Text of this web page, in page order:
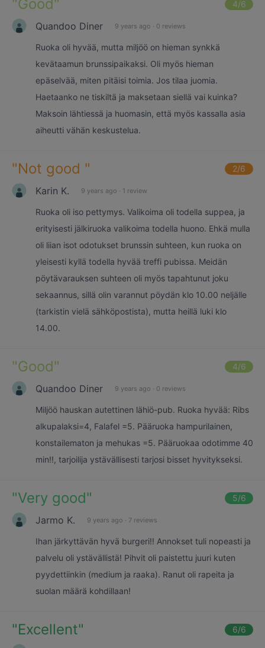
"Good" 4/6
Quandoo Diner 9 years ago · 0 reviews
Ruoka oli hyvää, mutta miljöö on hieman synkkä
kevätaamun brunssipaikaksi. Oli myös hieman
epäselvää, miten pitäisi toimia. Jos tilaa juomia.
Haetaanko ne tiskiltä ja maksetaan siellä vai kuinka?
Maksoin lähtiessä ja huomasin, että myös kassalla asia
aiheutti vähän keskustelua.
"Not good " 2/6
Karin K. 9 years ago · 1 review
Ruoka oli iso pettymys. Valikoima oli todella suppea, ja
erityisesti jälkiruoka valikoima todella huono. Ehkä mulla
oli liian isot odotukset brunssin suhteen, kun ruoka on
yleisesti kyllä todella hyvää treffi pubissa. Meidän
pöytävarauksen suhteen oli myös tapahtunut joku
sekaannus, sillä olin varannut pöydän klo 10.00 neljälle
(tarkistin vielä sähköpostista), mutta heillä luki klo
14.00.
"Good" 4/6
Quandoo Diner 9 years ago · 0 reviews
Miljöö hauskan autettinen lähiö-pub. Ruoka hyvää: Ribs
alkupalaksi=4, Falafel =5. Pääruoka hampurilainen,
konstailematon ja mehukas =5. Pääruokaa odotimme 40
min!!, tarjoilija ystävällisesti tarjosi bisset hyvitykseksi.
"Very good" 5/6
Jarmo K. 9 years ago · 7 reviews
Ihan järkyttävän hyvä burgeri!! Annokset tuli nopeasti ja
palvelu oli ystävällistä! Pihvit oli paistettu juuri kuten
pyydettiinkin (medium ja raaka). Ranut oli rapeita ja
suolan määrä kohdillaan!
"Excellent" 6/6